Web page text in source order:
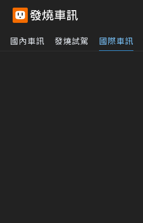
國內車訊 發燒試駕 國際車訊